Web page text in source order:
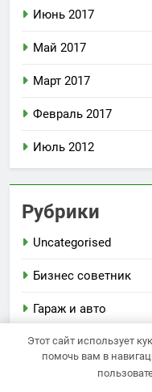
Июнь 2017
Май 2017
Март 2017
Февраль 2017
Июль 2012
Рубрики
Uncategorised
Бизнес советник
Гараж и авто
Дача, участок
Как выбрать гаджет
Этот сайт использует
помочь вам в